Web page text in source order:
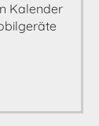
Kalender